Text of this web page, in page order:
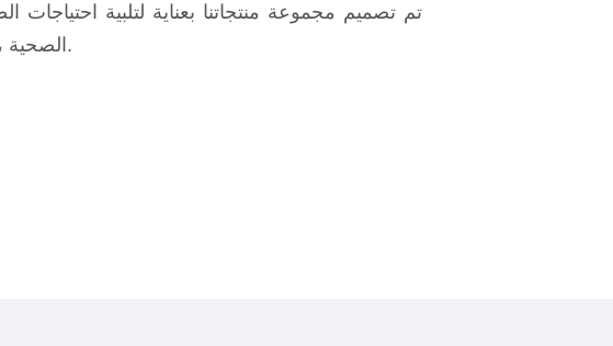
تم تصميم مجموعة منتجاتنا بعناية لتلبية احتياجات
الصحية ، والتغذية والأدوية ، والمواد الكيميائية الصناعية ، ومبيدات الآفات ، والمنتجات الزراعية.